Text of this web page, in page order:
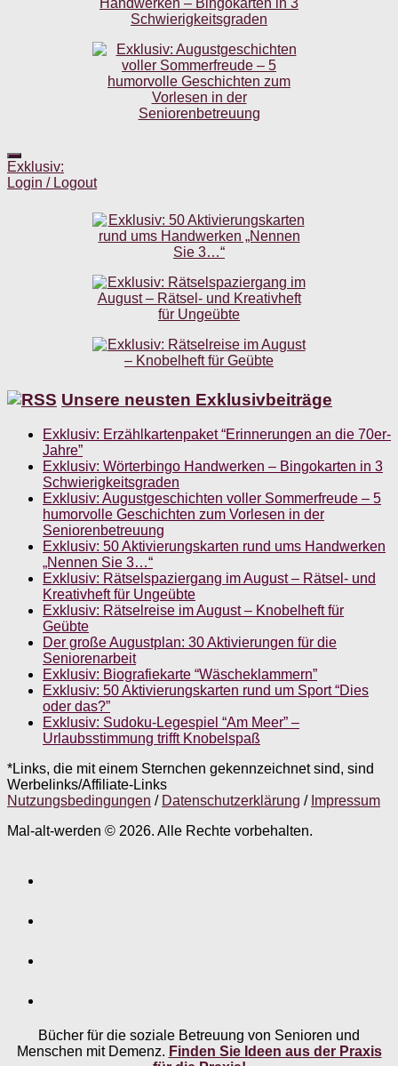
Exklusiv:
Login / Logout
Unsere neusten Exklusivbeiträge
Exklusiv: Erzählkartenpaket “Erinnerungen an die 70er-
Jahre”
Exklusiv: Wörterbingo Handwerken – Bingokarten in 3
Schwierigkeitsgraden
Exklusiv: Augustgeschichten voller Sommerfreude – 5
humorvolle Geschichten zum Vorlesen in der
Seniorenbetreuung
Exklusiv: 50 Aktivierungskarten rund ums Handwerken
„Nennen Sie 3…“
Exklusiv: Rätselspaziergang im August – Rätsel- und
Kreativheft für Ungeübte
Exklusiv: Rätselreise im August – Knobelheft für
Geübte
Der große Augustplan: 30 Aktivierungen für die
Seniorenarbeit
Exklusiv: Biografiekarte “Wäscheklammern”
Exklusiv: 50 Aktivierungskarten rund um Sport “Dies
oder das?”
Exklusiv: Sudoku-Legespiel “Am Meer” –
Urlaubsstimmung trifft Knobelspaß
*Links, die mit einem Sternchen gekennzeichnet sind, sind
Werbelinks/Affiliate-Links
Nutzungsbedingungen / Datenschutzerklärung / Impressum
Mal-alt-werden © 2026. Alle Rechte vorbehalten.
Bücher für die soziale Betreuung von Senioren und
Menschen mit Demenz. Finden Sie Ideen aus der Praxis